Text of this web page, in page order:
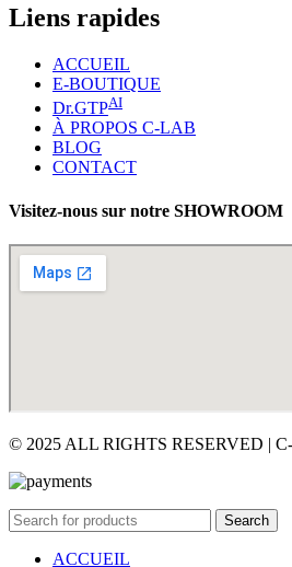
Liens rapides
ACCUEIL
E-BOUTIQUE
Dr.GTPAI
À PROPOS C-LAB
BLOG
CONTACT
Visitez-nous sur notre SHOWROOM
© 2025 ALL RIGHTS RESERVED |
Search
ACCUEIL